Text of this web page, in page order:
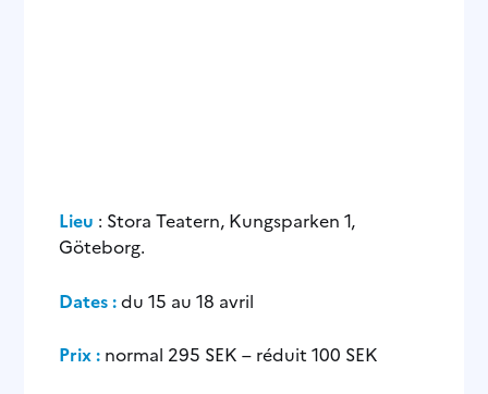
Lieu : Stora Teatern, Kungsparken 1,
Göteborg.
Dates :du 15 au 18 avril
Prix : normal 295 SEK – réduit 100 SEK